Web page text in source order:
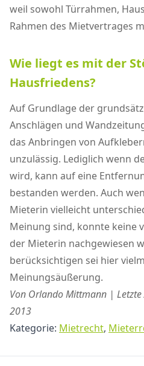
weil sowohl Türrahmen,
Rahmen des Mietvertrages
Wie liegt es mit der
Hausfriedens?
Auf Grundlage der
Anschlägen und
das Anbringen von
unzulässig. Lediglich wenn
wird, kann auf eine
bestanden werden. Auch
Mieterin vielleicht
Meinung sind, konnte keine
der Mieterin nachgewiesen
berücksichtigen sei hier
Meinungsäußerung.
Von Orlando Mittmann |
2013
Kategorie: Mietrecht,